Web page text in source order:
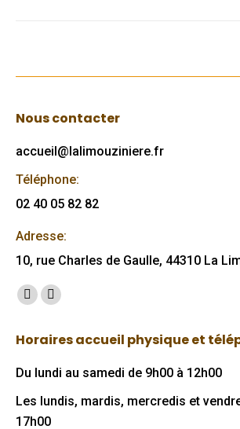
Nous contacter
accueil@lalimouziniere.fr
Téléphone:
02 40 05 82 82
Adresse:
10, rue Charles de Gaulle, 44310 La
Trouvez nous sur :
Facebook
opens
in
window
Mail
opens
in
window
Horaires accueil physique et
Du lundi au samedi de 9h00 à 12h00
Les lundis, mardis, mercredis et
17h00